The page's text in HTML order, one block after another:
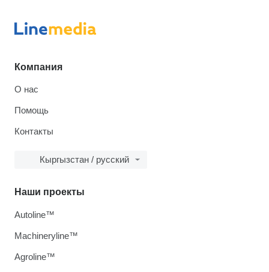
Компания
О нас
Помощь
Контакты
Кыргызстан / русский
Наши проекты
Autoline™
Machineryline™
Agroline™